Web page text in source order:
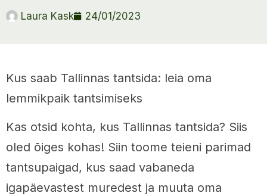
Laura Kask 24/01/2023
Kus saab Tallinnas tantsida: leia oma
lemmikpaik tantsimiseks
Kas otsid kohta, kus Tallinnas tantsida? Siis
oled õiges kohas! Siin toome teieni parimad
tantsupaigad, kus saad vabaneda
igapäevastest muredest ja muuta oma